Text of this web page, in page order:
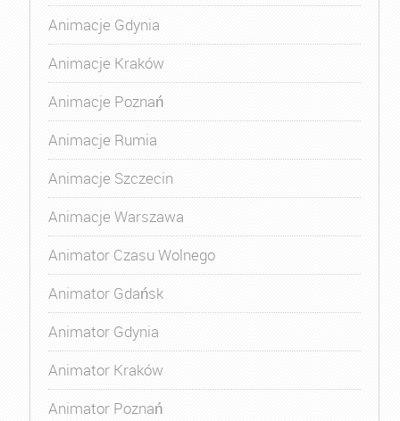
Animacje Gdynia
Animacje Kraków
Animacje Poznań
Animacje Rumia
Animacje Szczecin
Animacje Warszawa
Animator Czasu Wolnego
Animator Gdańsk
Animator Gdynia
Animator Kraków
Animator Poznań